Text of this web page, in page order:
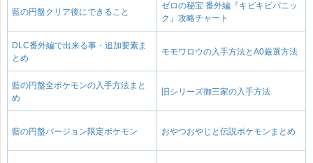
藍の円盤クリア後にできること
ゼロの秘宝 番外編『キビキビパニッ
ク』攻略チャート
DLC番外編で出来る事・追加要素ま
とめ
モモワロウの入手方法とA0厳選方法
藍の円盤全ポケモンの入手方法まと
め
旧シリーズ御三家の入手方法
藍の円盤バージョン限定ポケモン おやつおやじと伝説ポケモンまとめ